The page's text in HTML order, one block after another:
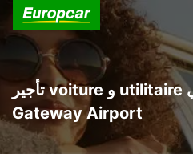
تأجير voiture و utilitaire في Ballina Byron
Gateway Airport